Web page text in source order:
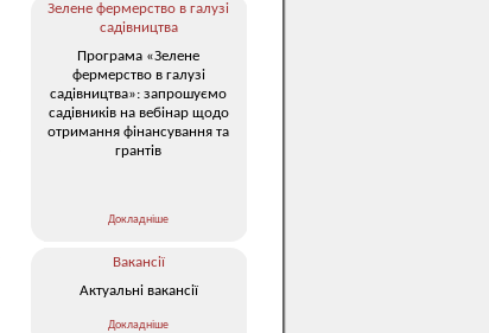
Зелене фермерство в галузі
садівництва
Програма «Зелене
фермерство в галузі
садівництва»: запрошуємо
садівників на вебінар щодо
отримання фінансування та
грантів
Докладніше
Вакансії
Актуальні вакансії
Докладніше